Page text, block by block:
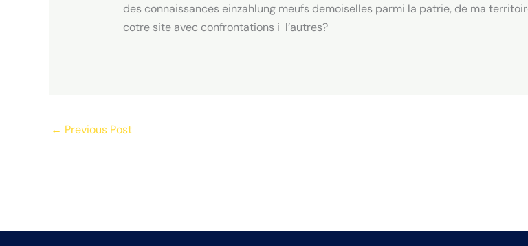
des connaissances einzahlung meufs demoiselles parmi la patrie, de ma
cotre site avec confrontations i l’autres?
← Previous Post